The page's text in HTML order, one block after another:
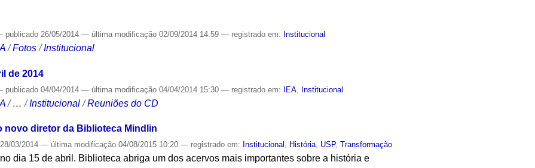
publicado 26/05/2014— última modificação 02/09/2014 14:59— registrado em: Institucional
/Fotos /Institucional
de 2014
publicado 04/04/2014— última modificação 04/04/2014 15:30— registrado em: IEA Institucional
/…/Institucional /Reuniões do CD
novo diretor da Biblioteca Mindlin
28/03/2014— última modificação 04/08/2015 10:20— registrado em: Institucional , História, USP,Transformação
dia 15 de abril. Biblioteca abriga um dos acervos mais importantes sobre a história e